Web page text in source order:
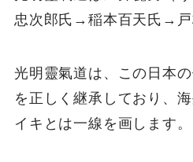
忠次郎氏→稲本百天氏→戸
光明靈氣道は、この日本
を正しく継承しており、
イキとは一線を画します。